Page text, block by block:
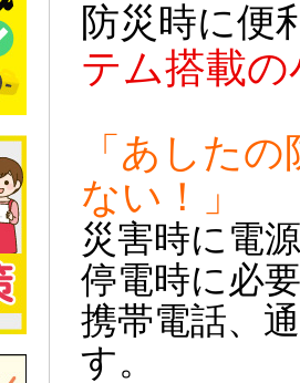
防災時に便
テム搭載
「あした
ない！」
災害時に電
停電時に必
携帯電話、
す。